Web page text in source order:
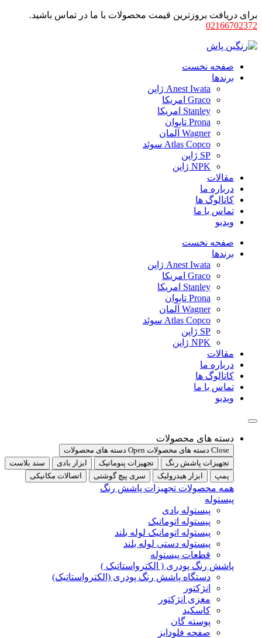
برای دریافت بروزترین قیمت محصولات با ما در تماس باشید.
02166702372
صفحه نخست
برندها
Anest Iwata ژاپن
Graco امریکا
Stanley امریکا
Prona تایوان
Wagner آلمان
Atlas Copco سوئد
SP ژاپن
NPK ژاپن
مقالات
درباره ما
کاتالوگ ها
تماس با ما
ویدیو
صفحه نخست
برندها
Anest Iwata ژاپن
Graco امریکا
Stanley امریکا
Prona تایوان
Wagner آلمان
Atlas Copco سوئد
SP ژاپن
NPK ژاپن
مقالات
درباره ما
کاتالوگ ها
تماس با ما
ویدیو
دسته های محصولات
Close دسته های محصولات
Open دسته های محصولات
تجهیزات پاشش رنگ
تجهیزات پنوماتیک ابزار بادی
سند بلاست
پمپ
ابزار هیدرولیک سری پیچ گوشتی اتصالات مکانیکی
همه محصولات تجهیزات پاشش رنگ
پیستوله
پیستوله بادی
پیستوله اتوماتیک
پیستوله اتوماتیک لوله بلند
پیستوله دستی لوله بلند
قطعات پیستوله
پاشش رنگ پودری ( الکترواستاتیک )
دستگاه پاشش رنگ پودری (الکترواستاتیک)
انژکتور
مغزی انژکتور
کاسکید
پوسته گان
صفحه فلودایز